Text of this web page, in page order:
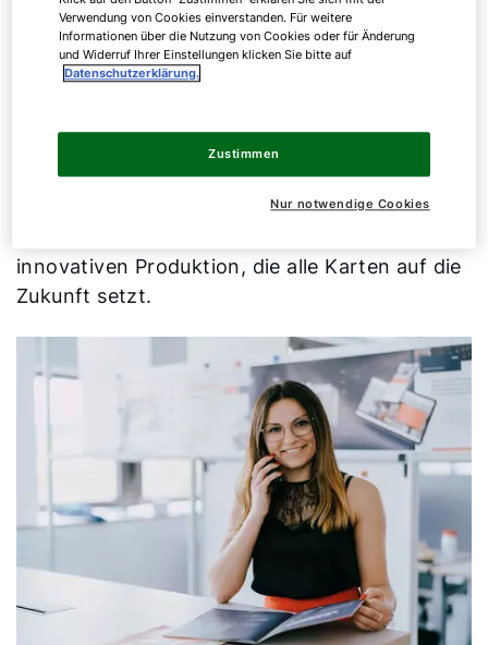
Produktion
Unsere Produktion setzt voll auf
fängt bei Heizungs- und Klimageräten an und
geht hin bis zu neuen Geräten, die auf ganz
aktuelle Bedürfnisse einzahlen. Nur so
innovativen Produktion, die alle Karten auf die
Zukunft setzt.
Verwendung von Cookies einverstanden. Für weitere
Informationen über die Nutzung von Cookies oder für Änderung
und Widerruf Ihrer Einstellungen klicken Sie bitte auf
Datenschutzerklärung.
Nur notwendige Cookies
Zustimmen